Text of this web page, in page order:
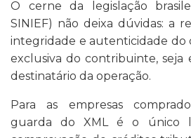
O cerne da legislação
SINIEF) não deixa dúvidas: a
integridade e autenticidade do
exclusiva do contribuinte,
destinatário da operação.
Para as empresas
guarda do XML é o único